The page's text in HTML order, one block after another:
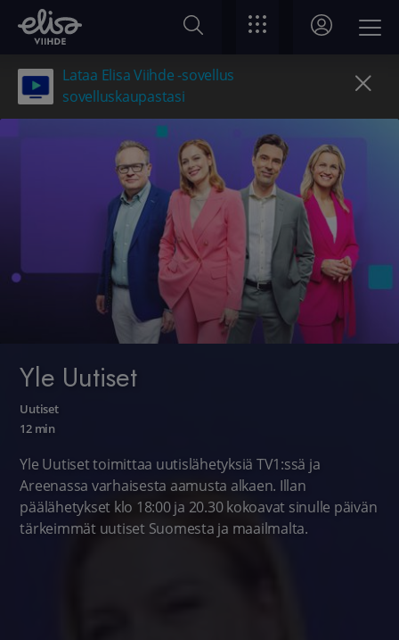
Lataa Elisa Viihde -sovellus
sovelluskaupastasi
Yle Uutiset
Uutiset
12 min
Yle Uutiset toimittaa uutislähetyksiä TV1:ssä ja
Areenassa varhaisesta aamusta alkaen. Illan
päälähetykset klo 18:00 ja 20.30 kokoavat sinulle päivän
tärkeimmät uutiset Suomesta ja maailmalta.